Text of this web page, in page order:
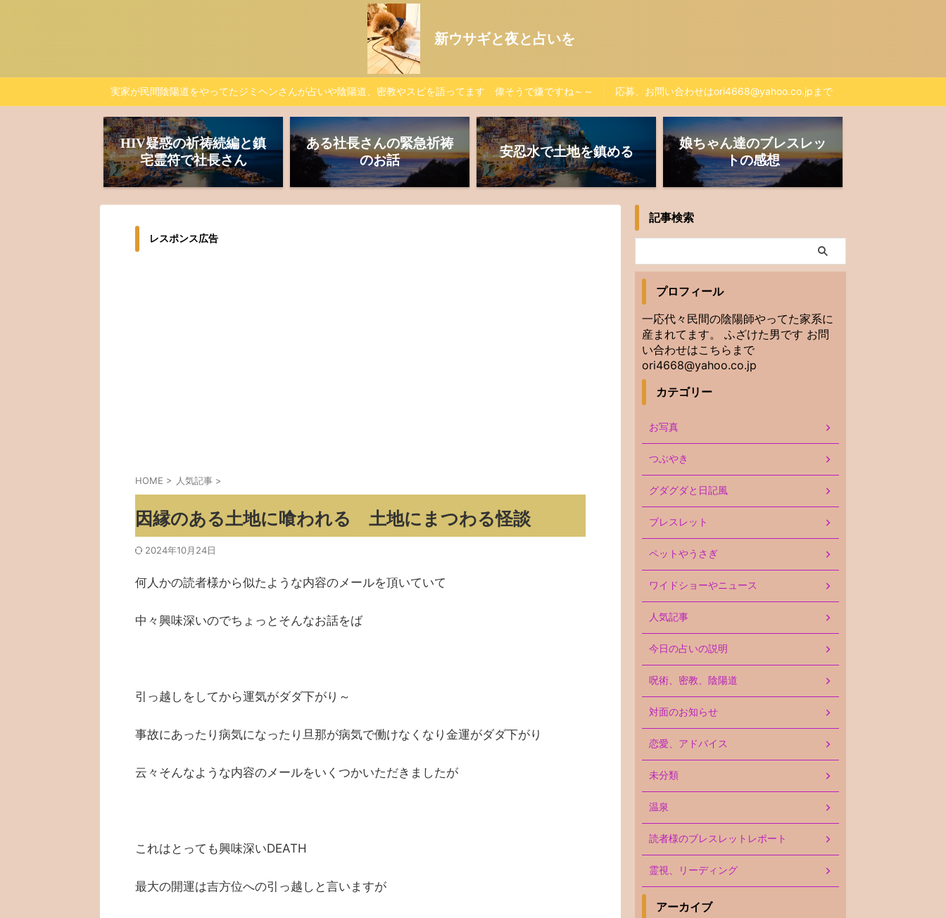
新ウサギと夜と占いを
実家が民間陰陽道をやってたジミヘンさんが占いや陰陽道、密教やスピを語ってます 偉そうで嫌ですね～～ 応募、お問い合わせはori4668@yahoo.co.jpまで
HIV疑惑の祈祷続編と鎮
宅霊符で社長さん
ある社長さんの緊急祈祷
のお話
安忍水で土地を鎮める
娘ちゃん達のブレスレッ
トの感想
レスポンス広告
HOME > 人気記事 >
因縁のある土地に喰われる 土地にまつわる怪談
2024年10月24日
何人かの読者様から似たような内容のメールを頂いていて
中々興味深いのでちょっとそんなお話をば
引っ越しをしてから運気がダダ下がり～
事故にあったり病気になったり旦那が病気で働けなくなり金運がダダ下がり
云々そんなような内容のメールをいくつかいただきましたが
これはとっても興味深いDEATH
最大の開運は吉方位への引っ越しと言いますが
記事検索
プロフィール
一応代々民間の陰陽師やってた家系に
産まれてます。 ふざけた男です お問
い合わせはこちらまで
ori4668@yahoo.co.jp
カテゴリー
お写真
つぶやき
グダグダと日記風
ブレスレット
ペットやうさぎ
ワイドショーやニュース
人気記事
今日の占いの説明
呪術、密教、陰陽道
対面のお知らせ
恋愛、アドバイス
未分類
温泉
読者様のブレスレットレポート
霊視、リーディング
アーカイブ